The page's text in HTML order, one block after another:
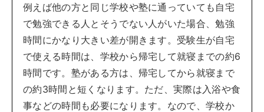
例えば他の方と同じ学校や塾に通っていても自宅
で勉強できる人とそうでない人がいた場合、勉強
時間にかなり大きい差が開きます。受験生が自宅
で使える時間は、学校から帰宅して就寝までの約6
時間です。塾がある方は、帰宅してから就寝まで
の約3時間と短くなります。ただ、実際は入浴や食
事などの時間も必要になります。なので、学校か